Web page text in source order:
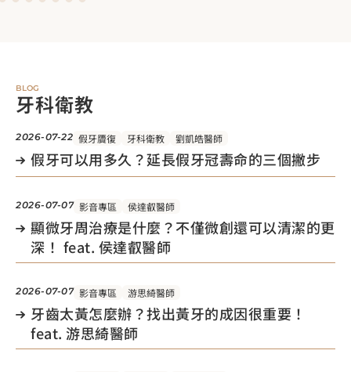
BLOG
牙科衛教
2026-07-22 假牙贗復 牙科衛教 劉凱皓醫師
假牙可以用多久？延長假牙冠壽命的三個撇步
2026-07-07 影音專區 侯達叡醫師
顯微牙周治療是什麼？不僅微創還可以清潔的更
深！ feat. 侯達叡醫師
2026-07-07 影音專區 游思綺醫師
牙齒太黃怎麼辦？找出黃牙的成因很重要！
feat. 游思綺醫師